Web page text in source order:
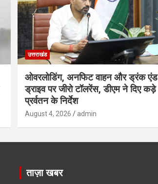
उत्तराखंड
ओवरलोडिंग, अनफिट वाहन और ड्रंक एंड
ड्राइव पर जीरो टॉलरेंस, डीएम ने दिए कड़े
प्रर्वतन के निर्देश
August 4, 2026 admin
ताज़ा खबर